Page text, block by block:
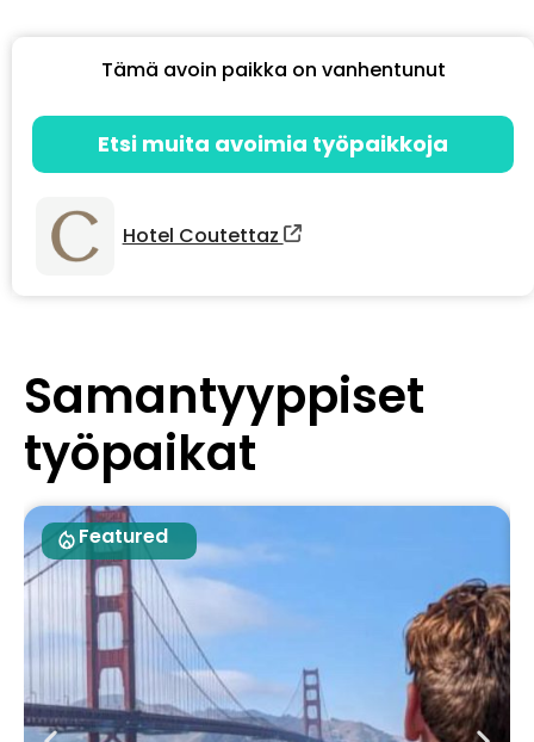
Tämä avoin paikka on vanhentunut
Etsi muita avoimia työpaikkoja
Hotel Coutettaz
Samantyyppiset
työpaikat
Featured